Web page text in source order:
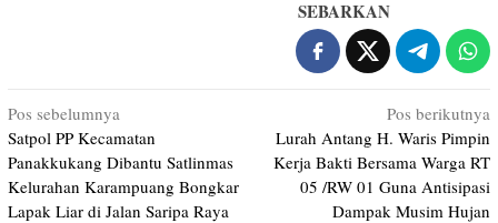
SEBARKAN
Navigasi
pos
Pos sebelumnya
Satpol PP Kecamatan
Panakkukang Dibantu Satlinmas
Kelurahan Karampuang Bongkar
Lapak Liar di Jalan Saripa Raya
Pos berikutnya
Lurah Antang H. Waris Pimpin
Kerja Bakti Bersama Warga RT
05 /RW 01 Guna Antisipasi
Dampak Musim Hujan